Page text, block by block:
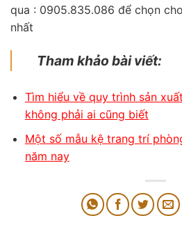
qua : 0905.835.086 để chọn
nhất
Tham khảo bài viết:
Tìm hiểu về quy trình sản
không phải ai cũng biết
Một số mẫu kệ trang trí
năm nay